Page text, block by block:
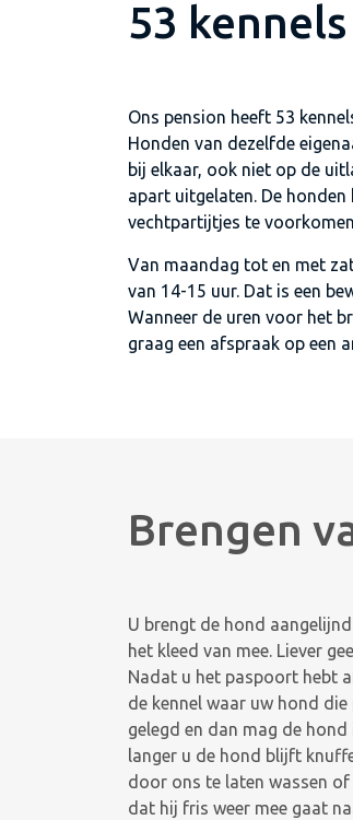
53 kennels
Ons pension heeft 53
Honden van dezelfde
bij elkaar, ook niet op de
apart uitgelaten. De honden
vechtpartijtjes te
Van maandag tot en met
van 14-15 uur. Dat is een
Wanneer de uren voor het
graag een afspraak op een
Brengen
U brengt de hond
het kleed van mee. Liever
Nadat u het paspoort hebt
de kennel waar uw hond
gelegd en dan mag de
langer u de hond blijft
door ons te laten wassen
dat hij fris weer mee gaat